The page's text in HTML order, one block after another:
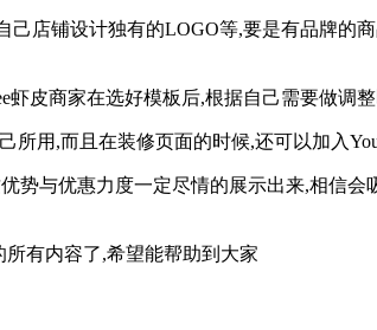
店铺设计独有的LOGO等,要是有品牌的
虾皮商家在选好模板后,根据自己需要做调整
用,而且在装修页面的时候,还可以加入
势与优惠力度一定尽情的展示出来,相信
所有内容了,希望能帮助到大家